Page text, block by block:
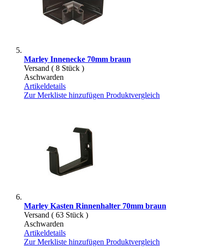
Marley Innenecke 70mm braun
Versand ( 8 Stück )
Aschwarden
Artikeldetails
Zur Merkliste hinzufügen Produktvergleich
Marley Kasten Rinnenhalter 70mm braun
Versand ( 63 Stück )
Aschwarden
Artikeldetails
Zur Merkliste hinzufügen Produktvergleich